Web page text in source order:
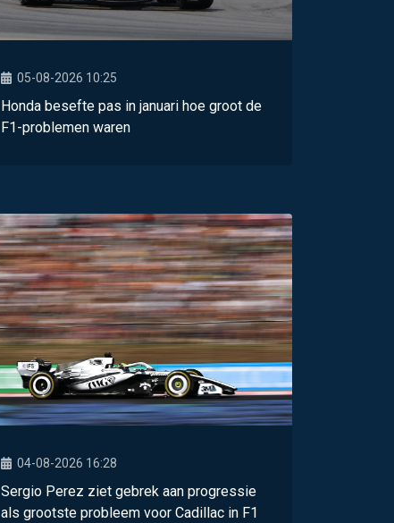
05-08-2026 10:25
Honda besefte pas in januari hoe groot de
F1-problemen waren
04-08-2026 16:28
Sergio Perez ziet gebrek aan progressie
als grootste probleem voor Cadillac in F1